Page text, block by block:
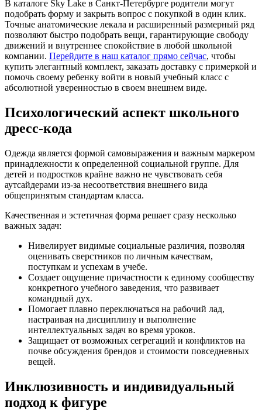
В каталоге Sky Lake в Санкт-Петербурге родители могут
подобрать форму и закрыть вопрос с покупкой в один клик.
Точные анатомические лекала и расширенный размерный ряд
позволяют быстро подобрать вещи, гарантирующие свободу
движений и внутреннее спокойствие в любой школьной
компании. Перейдите в наш каталог прямо сейчас, чтобы
купить элегантный комплект, заказать доставку с примеркой и
помочь своему ребенку войти в новый учебный класс с
абсолютной уверенностью в своем внешнем виде.
Психологический аспект школьного
дресс-кода
Одежда является формой самовыражения и важным маркером
принадлежности к определенной социальной группе. Для
детей и подростков крайне важно не чувствовать себя
аутсайдерами из-за несоответствия внешнего вида
общепринятым стандартам класса.
Качественная и эстетичная форма решает сразу несколько
важных задач:
Нивелирует видимые социальные различия, позволяя
оценивать сверстников по личным качествам,
поступкам и успехам в учебе.
Создает ощущение причастности к единому сообществу
конкретного учебного заведения, что развивает
командный дух.
Помогает плавно переключаться на рабочий лад,
настраивая на дисциплину и выполнение
интеллектуальных задач во время уроков.
Защищает от возможных сегрегаций и конфликтов на
почве обсуждения брендов и стоимости повседневных
вещей.
Инклюзивность и индивидуальный
подход к фигуре